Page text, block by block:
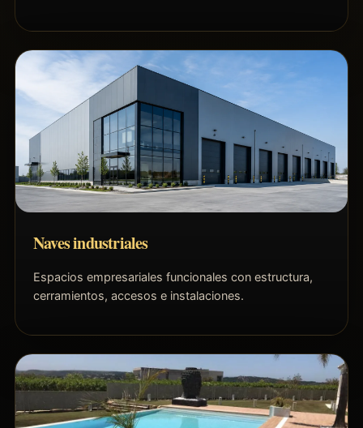
Naves industriales
Espacios empresariales funcionales con estructura,
cerramientos, accesos e instalaciones.